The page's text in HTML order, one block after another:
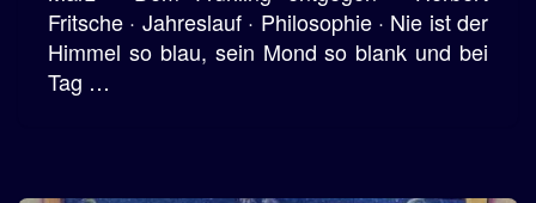
Fritsche · Jahreslauf · Philosophie · Nie ist der
Himmel so blau, sein Mond so blank und bei
Tag …